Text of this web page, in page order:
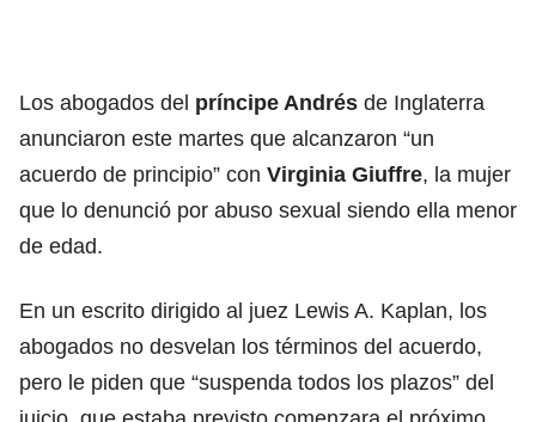
Los abogados del príncipe Andrés de Inglaterra
anunciaron este martes que alcanzaron “un
acuerdo de principio” con Virginia Giuffre, la mujer
que lo denunció por abuso sexual siendo ella menor
de edad.
En un escrito dirigido al juez Lewis A. Kaplan, los
abogados no desvelan los términos del acuerdo,
pero le piden que “suspenda todos los plazos” del